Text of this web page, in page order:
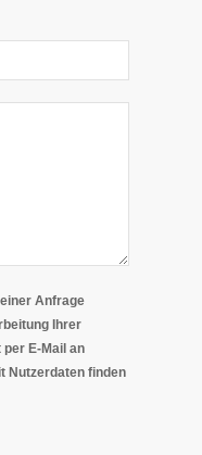
Anfrage